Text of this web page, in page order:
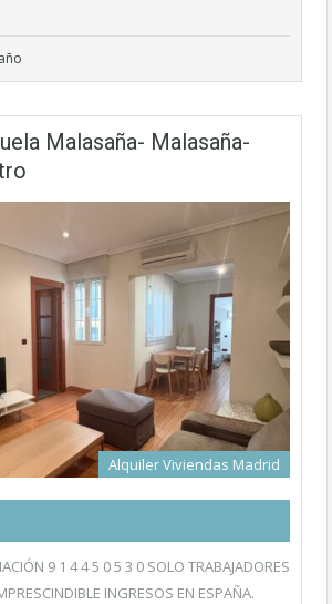
Malasaña- Malasaña-
Alquiler Viviendas Madrid
9 1 4 4 5 0 5 3 0 SOLO TRABAJADORES
INGRESOS EN ESPAÑA.